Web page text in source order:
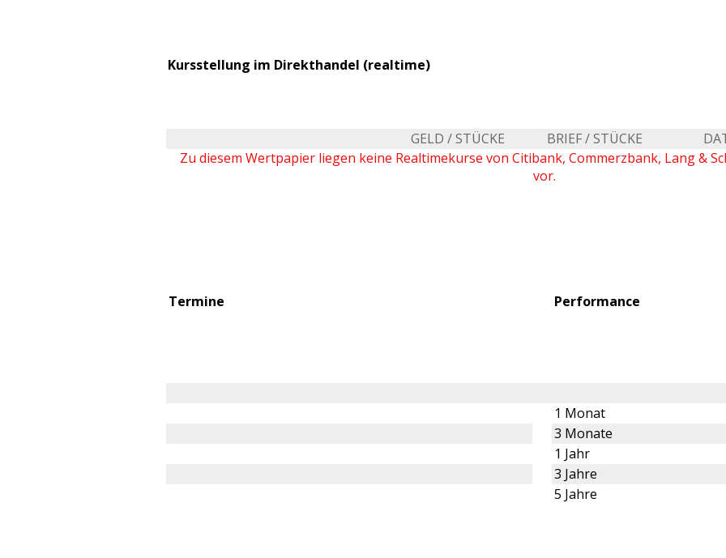
Kursstellung im Direkthandel (realtime)
GELD / STÜCKE BRIEF / STÜCKE
Zu diesem Wertpapier liegen keine Realtimekurse von Citibank, Commerzbank, Lang &
vor.
Termine Performance
1 Monat
3 Monate
1 Jahr
3 Jahre
5 Jahre